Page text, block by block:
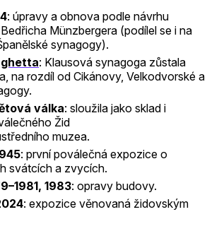
: úpravy a obnova podle návrhu
Münzbergera (podílel se i na
synagogy).
: Klausová synagoga zůstala
na rozdíl od Cikánovy, Velkodvorské a
válka: sloužila jako sklad i
Žid
muzea.
: první poválečná expozice o
svátcích a zvycích.
1983: opravy budovy.
: expozice věnovaná židovským